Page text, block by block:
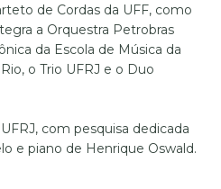
de Cordas da UFF, como
a Orquestra Petrobras
da Escola de Música da
o Trio UFRJ e o Duo
com pesquisa dedicada
e piano de Henrique Oswald.